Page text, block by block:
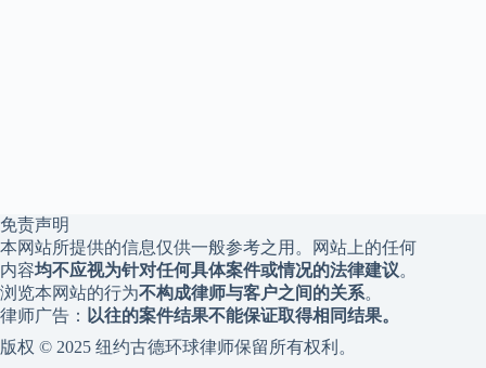
免责声明
本网站所提供的信息仅供一般参考之用。网站上的任何
内容均不应视为针对任何具体案件或情况的法律建议。
浏览本网站的行为不构成律师与客户之间的关系。
律师广告： 以往的案件结果不能保证取得相同结果。
版权 © 2025 纽约古德环球律师保留所有权利。